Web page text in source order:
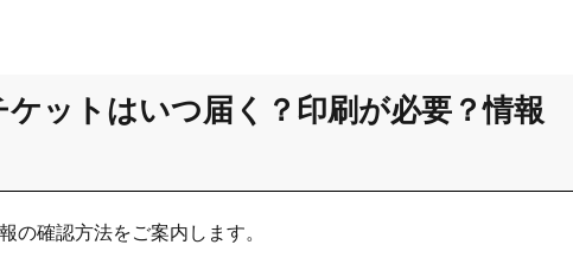
ットはいつ届く？印刷が必要？情報
の確認方法をご案内します。